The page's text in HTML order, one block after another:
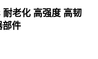
老化 高强度 高韧
部件